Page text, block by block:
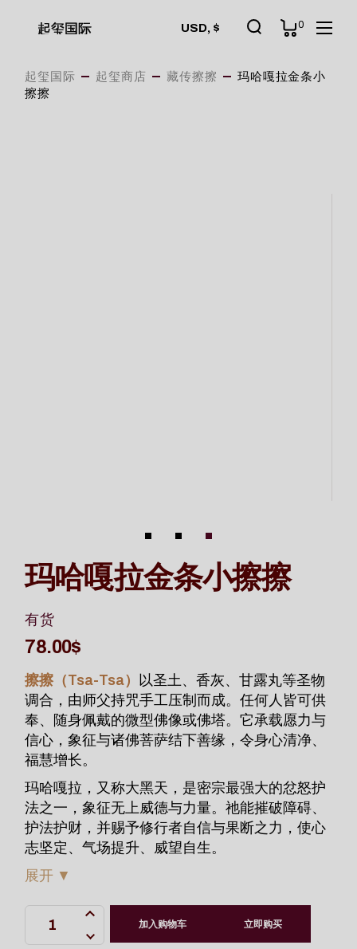
起玺国际 USD, $ 0
起玺国际 起玺商店 藏传擦擦
玛哈嘎拉金条小
擦擦
玛哈嘎拉金条小擦擦
有货
78.00$
擦擦（Tsa-Tsa）
以圣土、香灰、甘露丸等圣物
调合，由师父持咒手工压制而成。任何人皆可供
奉、随身佩戴的微型佛像或佛塔。它承载愿力与
信心，象征与诸佛菩萨结下善缘，令身心清净、
福慧增长。
玛哈嘎拉，又称大黑天，是密宗最强大的忿怒护
法之一，象征无上威德与力量。祂能摧破障碍、
护法护财，并赐予修行者自信与果断之力，使心
志坚定、气场提升、威望自生。
展开 ▼
玛哈嘎拉金条小擦擦 quantity
加入购物车 立即购买